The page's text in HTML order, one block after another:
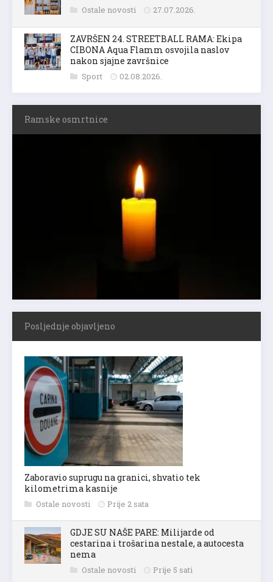
Ostale novosti 27.07.2026.
ZAVRŠEN 24. STREETBALL RAMA: Ekipa
CIBONA Aqua Flamm osvojila naslov
nakon sjajne završnice
Sport 02.08.2026.
Ramske osmrtnice
Posljednje objavljeno
Zaboravio suprugu na granici, shvatio tek
kilometrima kasnije
Ostale novosti Prije 2 sata
GDJE SU NAŠE PARE: Milijarde od
cestarina i trošarina nestale, a autocesta
nema
Ostale novosti Prije 5 sati